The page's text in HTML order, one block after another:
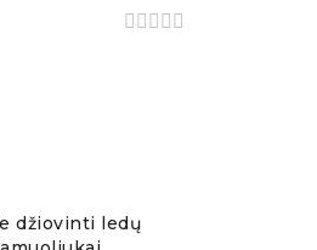
džiovinti ledų